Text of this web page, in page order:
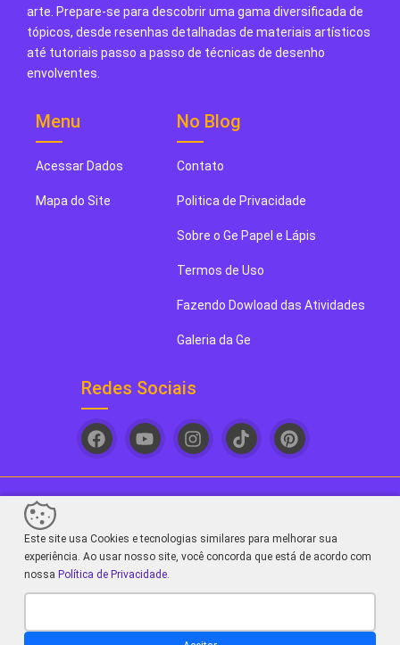
arte. Prepare-se para descobrir uma gama diversificada de
tópicos, desde resenhas detalhadas de materiais artísticos
até tutoriais passo a passo de técnicas de desenho
envolventes.
Menu
Acessar Dados
Mapa do Site
No Blog
Contato
Politica de Privacidade
Sobre o Ge Papel e Lápis
Termos de Uso
Fazendo Dowload das Atividades
Galeria da Ge
Redes Sociais
Este site usa Cookies e tecnologias similares para melhorar sua
experiência. Ao usar nosso site, você concorda que está de acordo com
nossa Política de Privacidade.
Sair da versão mobile